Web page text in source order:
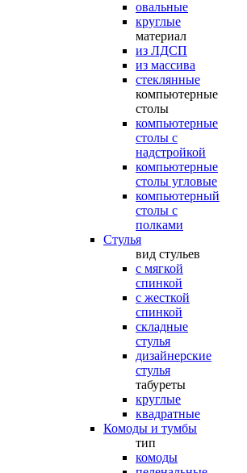
овальные
круглые
материал
из ЛДСП
из массива
стеклянные
компьютерные
столы
компьютерные
столы с
надстройкой
компьютерные
столы угловые
компьютерный
столы с
полками
Стулья
вид стульев
с мягкой
спинкой
с жесткой
спинкой
складные
стулья
дизайнерские
стулья
табуреты
круглые
квадратные
Комоды и тумбы
тип
комоды